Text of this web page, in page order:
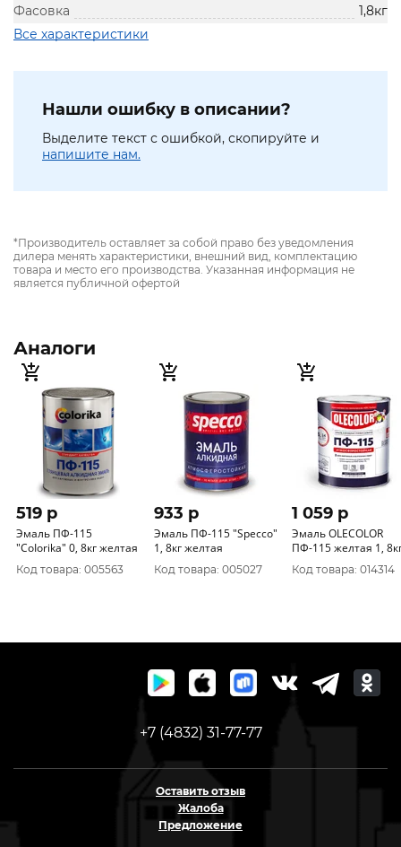
Фасовка
1,8кг
Все характеристики
Нашли ошибку в описании?
Выделите текст с ошибкой, скопируйте и
напишите нам.
*Производитель оставляет за собой право без уведомления
дилера менять характеристики, внешний вид, комплектацию
товара и место его производства. Указанная информация не
является публичной офертой
Аналоги
519 p
Эмаль ПФ-115
"CoIorika" 0, 8кг желтая
Код товара: 005563
933 p
Эмаль ПФ-115 "Specco"
1, 8кг желтая
Код товара: 005027
1 059 p
Эмаль OLECOLOR
ПФ-115 желтая 1,
Код товара: 014314
+7 (4832) 31-77-77
Оставить отзыв
Жалоба
Предложение